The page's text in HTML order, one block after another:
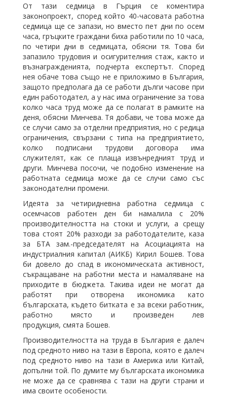
От тази седмица в Гърция се коментира
законопроект, според който 40-часовата работна
седмица ще се запази, но вместо пет дни по осем
часа, гръцките граждани биха работили по 10 часа,
по четири дни в седмицата, обясни тя. Това би
запазило трудовия и осигурителния стаж, както и
възнагражденията, подчерта експертът. Според
нея обаче това също не е приложимо в България,
защото предполага да се работи дълги часове при
един работодател, а у нас има ограничение за това
колко часа труд може да се полагат в рамките на
деня, обясни Минчева. Тя добави, че това може да
се случи само за отделни предприятия, но с редица
ограничения, свързани с типа на предприятието,
колко подписани трудови договора има
служителят, как се плаща извънредният труд и
други. Минчева посочи, че подобно изменение на
работната седмица може да се случи само със
законодателни промени.
Идеята за четиридневна работна седмица с
осемчасов работен ден би намалила с 20%
производителността на стоки и услуги, а срещу
това стоят 20% разходи за работодателите, каза
за БТА зам.-председателят на Асоциацията на
индустриалния капитал (АИКБ) Кирил Бошев. Това
би довело до спад в икономическата активност,
съкращаване на работни места и намаляване на
приходите в бюджета. Такива идеи не могат да
работят при отворена икономика като
българската, където битката е за всеки работник,
работно място и произведен лев
продукция, смята Бошев.
Производителността на труда в България е далеч
под средното ниво на тази в Европа, която е далеч
под средното ниво на тази в Америка или Китай,
допълни той. По думите му българската икономика
не може да се сравнява с тази на други страни и
има своите особености.